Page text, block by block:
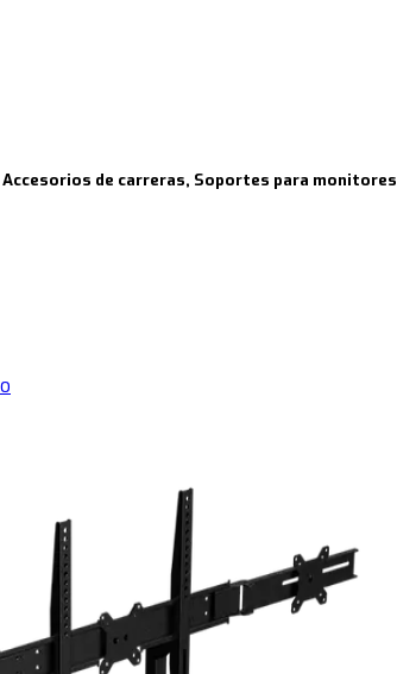
de carreras, Soportes para monitores